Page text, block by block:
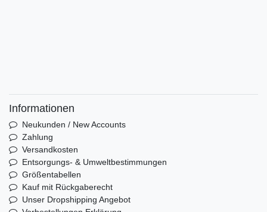
Informationen
Neukunden / New Accounts
Zahlung
Versandkosten
Entsorgungs- & Umweltbestimmungen
Größentabellen
Kauf mit Rückgaberecht
Unser Dropshipping Angebot